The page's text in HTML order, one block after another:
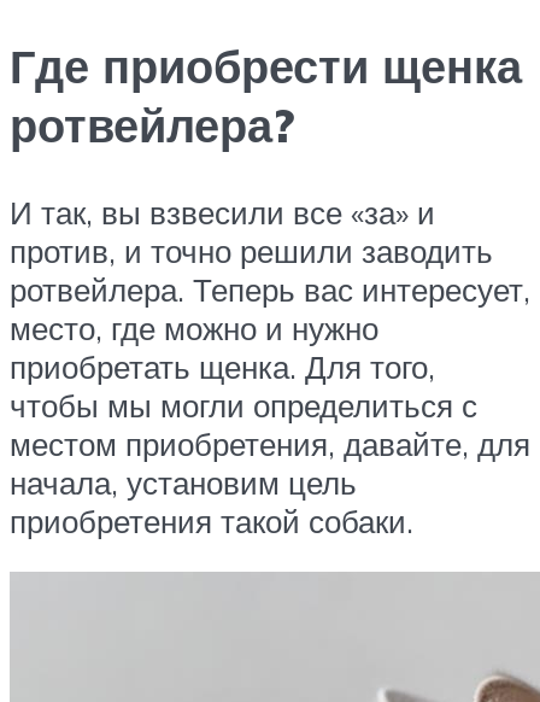
Где приобрести щенка
ротвейлера?
И так, вы взвесили все «за» и
против, и точно решили заводить
ротвейлера. Теперь вас интересует,
место, где можно и нужно
приобретать щенка. Для того,
чтобы мы могли определиться с
местом приобретения, давайте, для
начала, установим цель
приобретения такой собаки.